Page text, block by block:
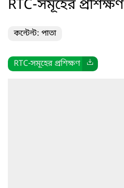
RTC-সমূহের প্রশিক্ষণ
কন্টেন্ট: পাতা
RTC-সমূহের প্রশিক্ষণ